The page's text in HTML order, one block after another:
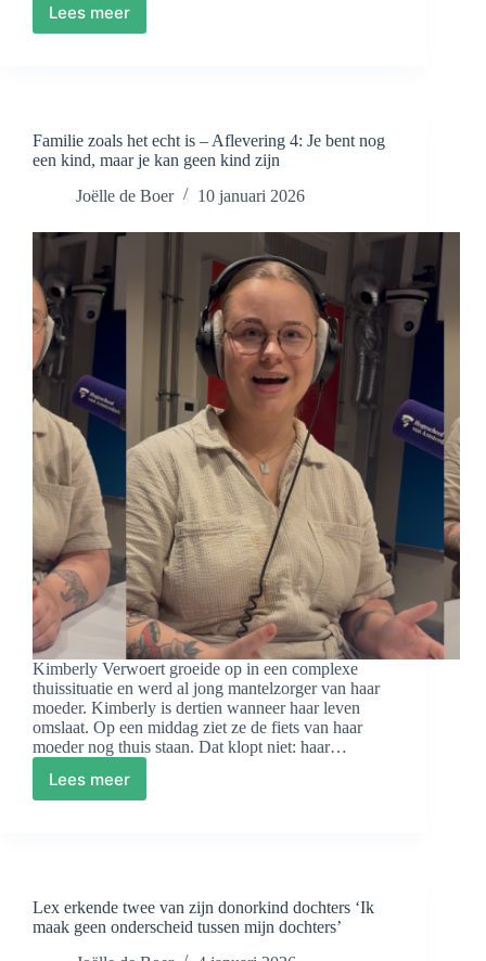
Lees meer
‘Je
je
kan
geen
kind
Familie zoals het echt is – Aflevering 4: Je bent nog
een kind, maar je kan geen kind zijn
Joëlle de Boer
10 januari 2026
Kimberly Verwoert groeide op in een complexe
thuissituatie en werd al jong mantelzorger van haar
moeder. Kimberly is dertien wanneer haar leven
omslaat. Op een middag ziet ze de fiets van haar
moeder nog thuis staan. Dat klopt niet: haar…
Lees meer
Familie
Aflevering
4:
Je
Lex erkende twee van zijn donorkind dochters ‘Ik
maak geen onderscheid tussen mijn dochters’